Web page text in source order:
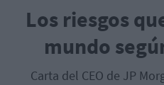
Los riesgos
mundo
Carta del CEO de JP